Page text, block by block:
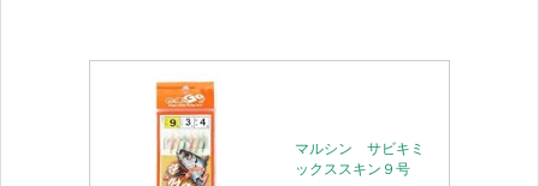
マルシン サビキミ
ックススキン９号